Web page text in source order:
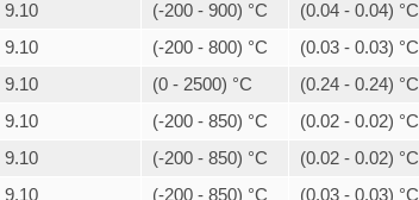
9.10 (-200 - 900) °C (0.04 - 0.04) °C
9.10
(-200 - 800) °C (0.03 - 0.03) °C
9.10
(0 - 2500) °C (0.24 - 0.24) °C
9.10
(-200 - 850) °C (0.02 - 0.02) °C
9.10
(-200 - 850) °C (0.02 - 0.02) °C
9.10
(-200 - 850) °C (0.03 - 0.03) °C